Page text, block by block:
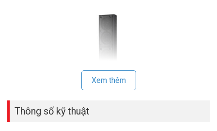
Xem thêm
Thông số kỹ thuật